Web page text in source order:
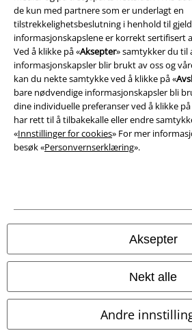
de kun med partnere som er underlagt en
tilstrekkelighetsbeslutning i henhold til
informasjonskapslene er korrekt sertifisert
Ved å klikke på «Aksepter» samtykker du til
informasjonskapsler blir brukt av oss og
kan du nekte samtykke ved å klikke på «
bare nødvendige informasjonskapsler bli
dine individuelle preferanser ved å klikke på
har rett til å tilbakekalle eller endre
«Innstillinger for cookies» For mer
besøk «Personvernserklæring».
Aksepter
Nekt alle
Andre
Konfidensialitetserklæring
Avfallshåndtering og miljøbeskyttelse
Samsvarserklæring
Innstillinger for cookies
Angre bestilling
EMP Online Shops